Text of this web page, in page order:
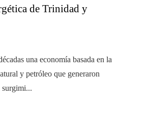
de Trinidad y
una economía basada en la
y petróleo que generaron
surgimi...